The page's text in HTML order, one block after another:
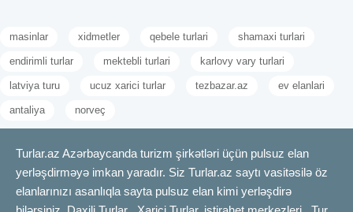
masinlar xidmetler qebele turlari shamaxi turlari
endirimli turlar mektebli turlari karlovy vary turlari
latviya turu ucuz xarici turlar tezbazar.az ev elanlari
antaliya norveç
Turlar.az Azərbaycanda turizm şirkətləri üçün pulsuz elan
yerləşdirməyə imkan yaradır. Siz Turlar.az saytı vasitəsilə öz
elanlarınızı asanlıqla sayta pulsuz elan kimi yerləşdirə